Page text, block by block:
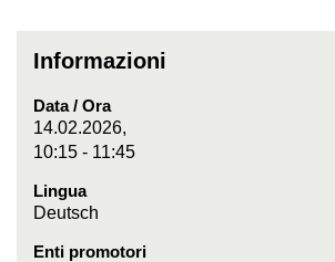
Informazioni
Data / Ora
14.02.2026,
10:15 - 11:45
Lingua
Deutsch
Enti promotori